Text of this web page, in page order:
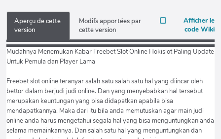
Aperçu de cette
version
Modifs apportées par
cette version
Afficher le
code Wiki